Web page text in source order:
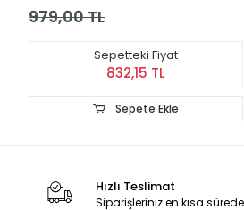
979,00 TL
Sepetteki Fiyat
832,15 TL
Sepete Ekle
Hızlı Teslimat
Siparişleriniz en kısa